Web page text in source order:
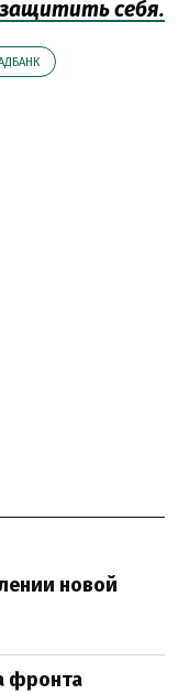
себя.
новой
фронта